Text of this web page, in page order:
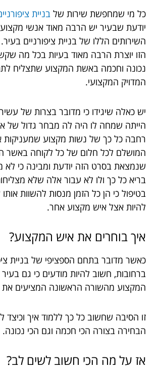
כל מי שמחפשת שירות של בניית
יודעת שבעיר יש הרבה מאוד אנשי
השירותים הללו של בניית ציפורניים
הזו יוצרת הרבה מאוד בעיות בכל מה
נכונה וחכמה באשת המקצוע שתצליח
המדויק המקצועי.
יש כאלה שיגידו כי מדובר בצרות של
הייתה שמחה לו היה לה מבחר גדול של
רחבה כל כך של נשות מקצוע
המושלם לכל חלום של כל לקוחה באשר
שנמצאת בסרט הזה יודעת ומבינה כי לא
בריא כל כך ולו לא עבור אלה שלא
בטיפול כי הן כל הזמן מנסות להשוות
להיות אצל איש מקצוע אחר.
איך בוחרים את איש המקצוע?
כאשר מדובר בתחם הספציפי של בניית
ברחובות, חשוב להיות מודעים כי גם
המקצוע מהשורה הראשונה המציעים את
זו הסיבה שחשוב כל כך ללמוד איך וכיצד
הבחירה בצורה הכי חכמה וגם הכי נכונה.
אז על מה הכי חשוב לשים לב?